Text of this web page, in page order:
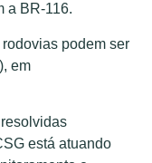
a BR-116.
podem ser
em
está atuando